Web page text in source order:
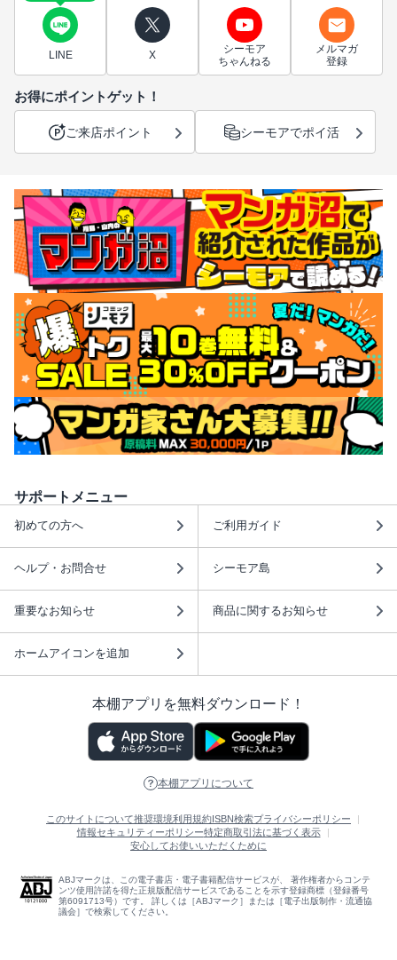
LINE X
シーモア
ちゃんねる
メルマガ
登録
お得にポイントゲット！
ご来店ポイント シーモアでポイ活
サポートメニュー
初めての方へ ご利用ガイド
ヘルプ・お問合せ シーモア島
重要なお知らせ 商品に関するお知らせ
ホームアイコンを追加
本棚アプリを無料ダウンロード！
本棚アプリについて
このサイトについて推奨環境利用規約ISBN検索プライバシーポリシー
情報セキュリティーポリシー特定商取引法に基づく表示
安心してお使いいただくために
ABJマークは、この電子書店・電子書籍配信サービスが、 著作権者からコンテ
ンツ使用許諾を得た正規版配信サービスであることを示す登録商標（登録番号
第6091713号）です。 詳しくは［ABJマーク］または［電子出版制作・流通協
議会］で検索してください。